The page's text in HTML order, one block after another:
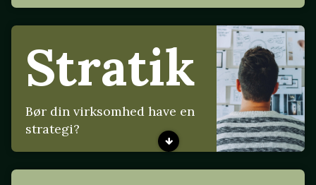
Stratik
Bør din virksomhed have en
strategi?